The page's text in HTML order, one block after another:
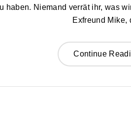
haben. Niemand verrät ihr, was
Exfreund Mike,
Continue